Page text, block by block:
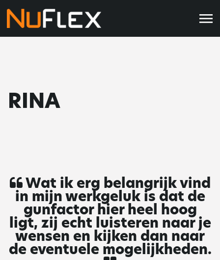
RINA
Wat ik erg belangrijk vind
in mijn werkgeluk is dat de
gunfactor hier heel hoog
ligt, zij echt luisteren naar je
wensen en kijken dan naar
de eventuele mogelijkheden.